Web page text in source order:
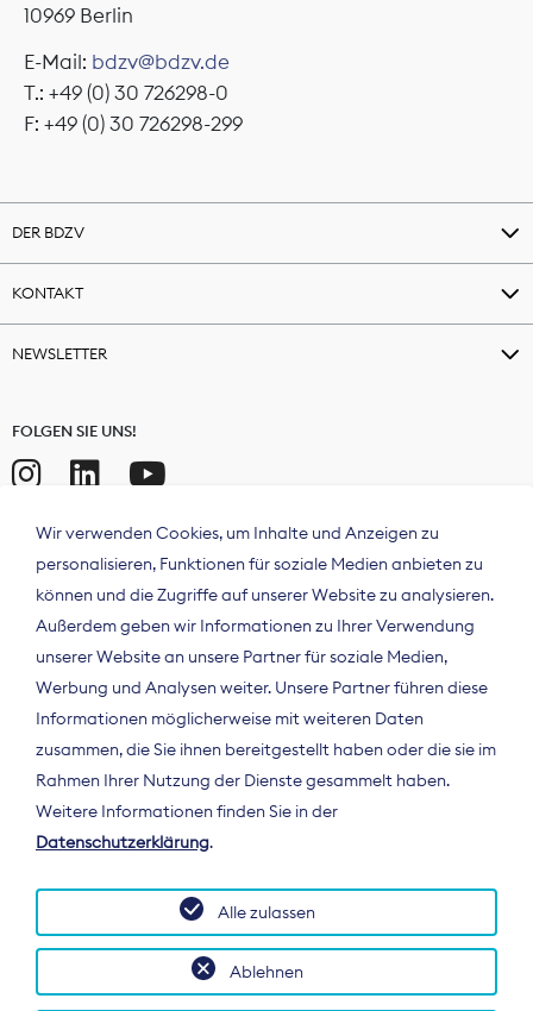
10969 Berlin
E-Mail: bdzv@bdzv.de
T.: +49 (0) 30 726298-0
F: +49 (0) 30 726298-299
DER BDZV
KONTAKT
NEWSLETTER
FOLGEN SIE UNS!
Der Bundesverband Digitalpublisher und
Zeitungsverleger (BDZV) vertritt als
Spitzenorganisation die Interessen der
Deutschland und auf EU-Ebene.
Wir verwenden Cookies, um Inhalte und Anzeigen zu
personalisieren, Funktionen für soziale Medien anbieten zu
können und die Zugriffe auf unserer Website zu analysieren.
Außerdem geben wir Informationen zu Ihrer Verwendung
unserer Website an unsere Partner für soziale Medien,
Werbung und Analysen weiter. Unsere Partner führen diese
Informationen möglicherweise mit weiteren Daten
zusammen, die Sie ihnen bereitgestellt haben oder die sie im
Rahmen Ihrer Nutzung der Dienste gesammelt haben.
Weitere Informationen finden Sie in der
Datenschutzerklärung.
Ablehnen
Alle zulassen